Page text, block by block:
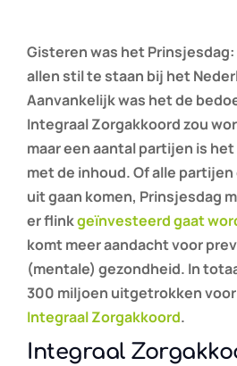
Gisteren was het Prinsjesdag:
allen stil te staan bij het
Aanvankelijk was het de
Integraal Zorgakkoord zou
maar een aantal partijen is
met de inhoud. Of alle
uit gaan komen, Prinsjesdag
er flinkgeïnvesteerd gaat
komt meer aandacht voor
(mentale) gezondheid. In
300 miljoen uitgetrokken
Integraal Zorgakkoord.
Integraal